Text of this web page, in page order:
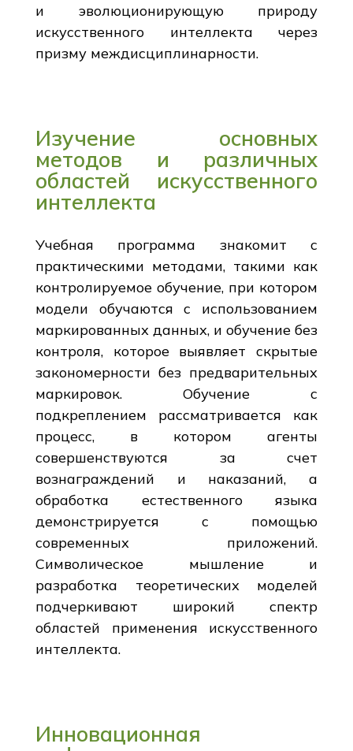
и эволюционирующую природу
искусственного интеллекта через
призму междисциплинарности.
Изучение основных
методов и различных
областей искусственного
интеллекта
Учебная программа знакомит с
практическими методами, такими как
контролируемое обучение, при котором
модели обучаются с использованием
маркированных данных, и обучение без
контроля, которое выявляет скрытые
закономерности без предварительных
маркировок. Обучение с
подкреплением рассматривается как
процесс, в котором агенты
совершенствуются за счет
вознаграждений и наказаний, а
обработка естественного языка
демонстрируется с помощью
современных приложений.
Символическое мышление и
разработка теоретических моделей
подчеркивают широкий спектр
областей применения искусственного
интеллекта.
Инновационная